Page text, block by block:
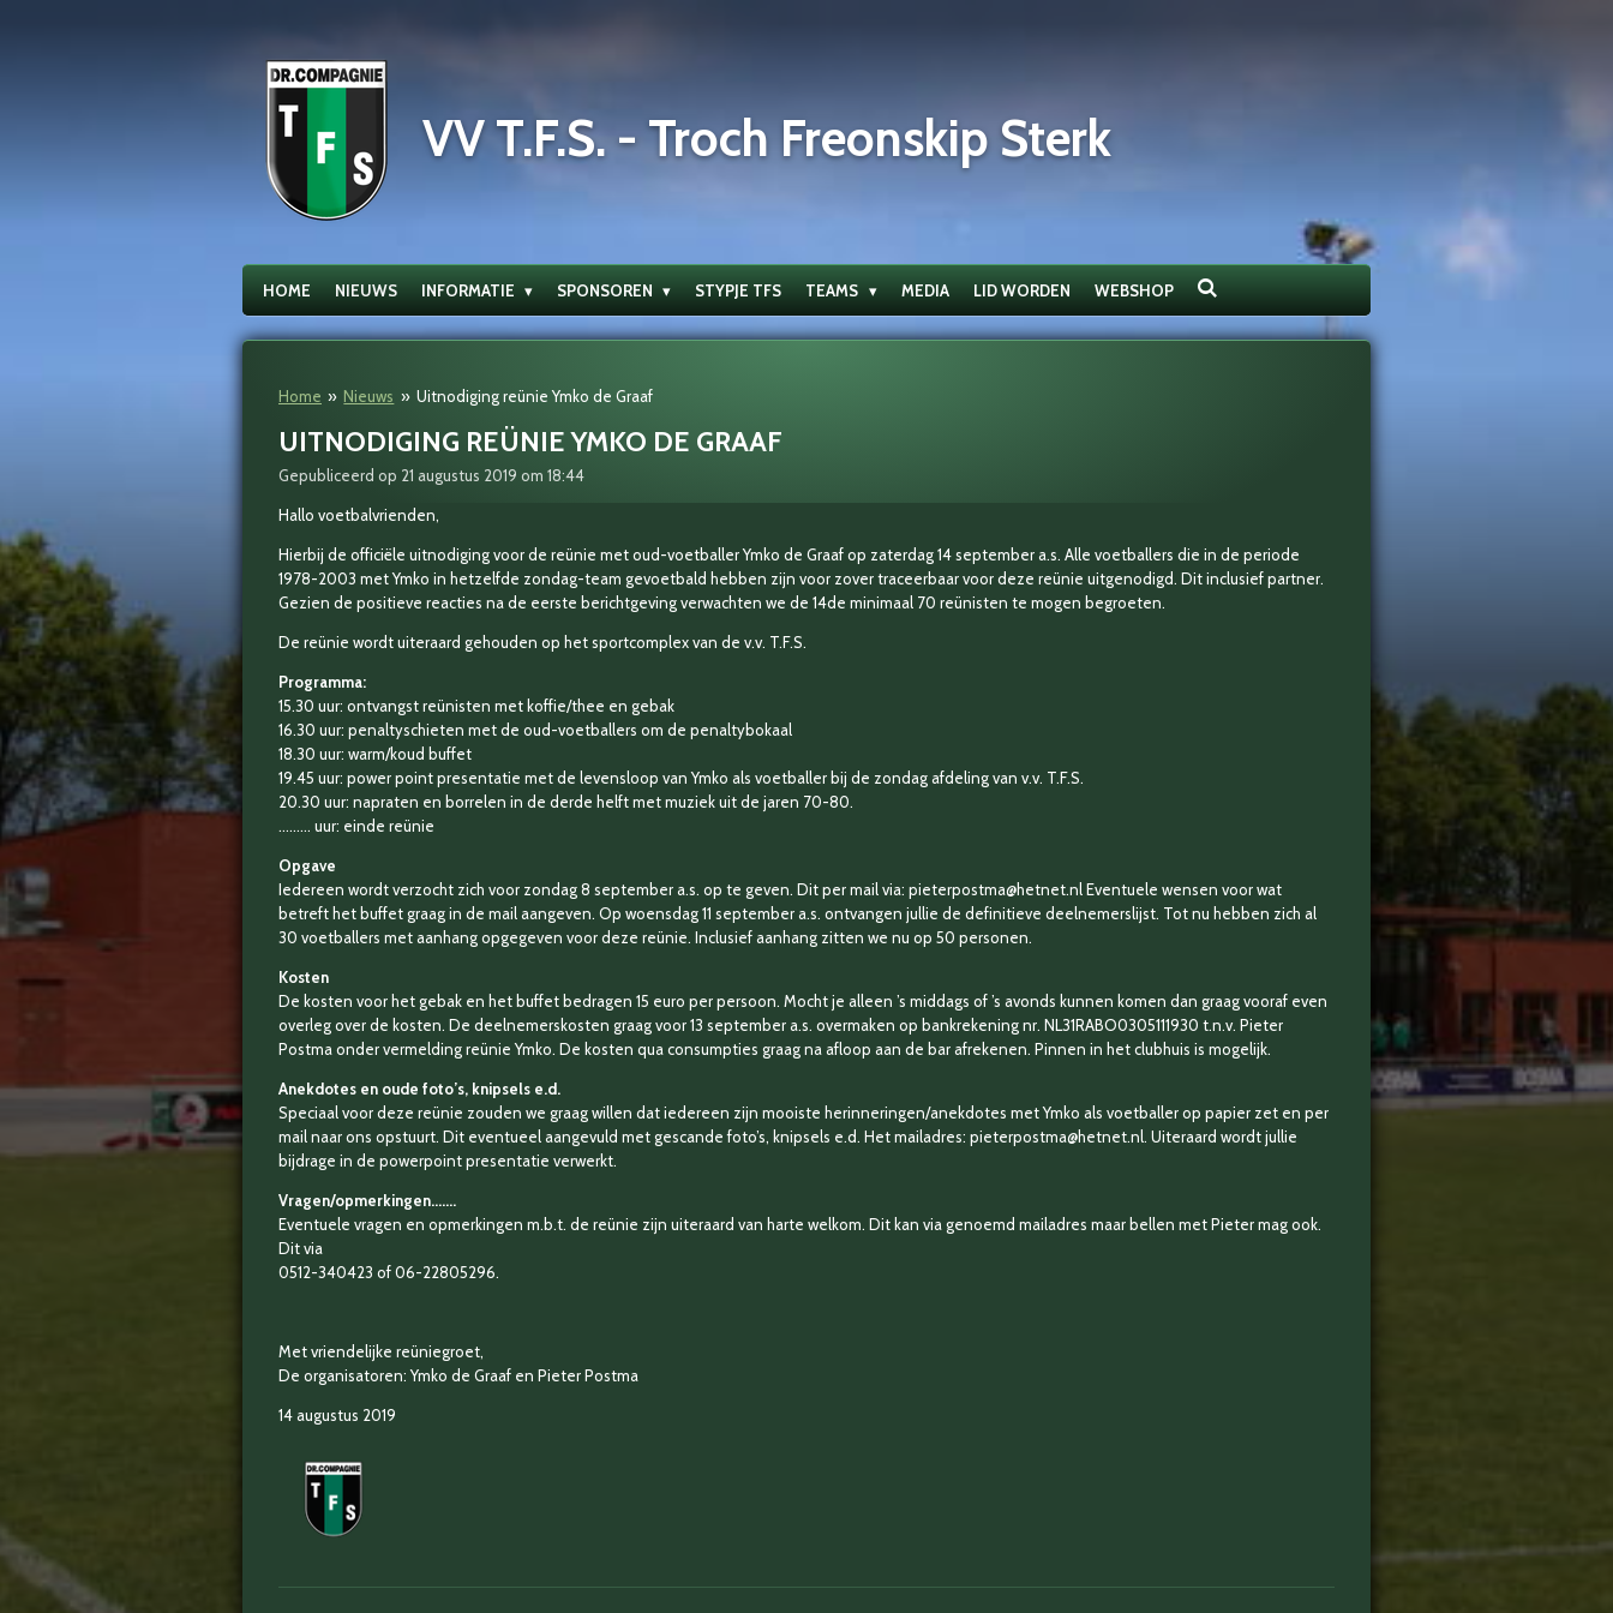
VV T.F.S. - Troch Freonskip Sterk
HOME NIEUWS INFORMATIE SPONSOREN STYPJE TFS TEAMS MEDIA LID WORDEN WEBSHOP
Home » Nieuws » Uitnodiging reünie Ymko de Graaf
UITNODIGING REÜNIE YMKO DE GRAAF
Gepubliceerd op 21 augustus 2019 om 18:44
Hallo voetbalvrienden,
Hierbij de officiële uitnodiging voor de reünie met oud-voetballer Ymko de Graaf op zaterdag 14 september a.s. Alle voetballers die in de periode
1978-2003 met Ymko in hetzelfde zondag-team gevoetbald hebben zijn voor zover traceerbaar voor deze reünie uitgenodigd. Dit inclusief partner.
Gezien de positieve reacties na de eerste berichtgeving verwachten we de 14de minimaal 70 reünisten te mogen begroeten.
De reünie wordt uiteraard gehouden op het sportcomplex van de v.v. T.F.S.
Programma:
15.30 uur: ontvangst reünisten met koffie/thee en gebak
16.30 uur: penaltyschieten met de oud-voetballers om de penaltybokaal
18.30 uur: warm/koud buffet
19.45 uur: power point presentatie met de levensloop van Ymko als voetballer bij de zondag afdeling van v.v. T.F.S.
20.30 uur: napraten en borrelen in de derde helft met muziek uit de jaren 70-80.
……… uur: einde reünie
Opgave
Iedereen wordt verzocht zich voor zondag 8 september a.s. op te geven. Dit per mail via: pieterpostma@hetnet.nl Eventuele wensen voor wat
betreft het buffet graag in de mail aangeven. Op woensdag 11 september a.s. ontvangen jullie de definitieve deelnemerslijst. Tot nu hebben zich al
30 voetballers met aanhang opgegeven voor deze reünie. Inclusief aanhang zitten we nu op 50 personen.
Kosten
De kosten voor het gebak en het buffet bedragen 15 euro per persoon. Mocht je alleen ’s middags of ’s avonds kunnen komen dan graag vooraf even
overleg over de kosten. De deelnemerskosten graag voor 13 september a.s. overmaken op bankrekening nr. NL31RABO0305111930 t.n.v. Pieter
Postma onder vermelding reünie Ymko. De kosten qua consumpties graag na afloop aan de bar afrekenen. Pinnen in het clubhuis is mogelijk.
Anekdotes en oude foto’s, knipsels e.d.
Speciaal voor deze reünie zouden we graag willen dat iedereen zijn mooiste herinneringen/anekdotes met Ymko als voetballer op papier zet en per
mail naar ons opstuurt. Dit eventueel aangevuld met gescande foto’s, knipsels e.d. Het mailadres: pieterpostma@hetnet.nl. Uiteraard wordt jullie
bijdrage in de powerpoint presentatie verwerkt.
Vragen/opmerkingen…….
Eventuele vragen en opmerkingen m.b.t. de reünie zijn uiteraard van harte welkom. Dit kan via genoemd mailadres maar bellen met Pieter mag ook.
Dit via
0512-340423 of 06-22805296.
Met vriendelijke reüniegroet,
De organisatoren: Ymko de Graaf en Pieter Postma
14 augustus 2019